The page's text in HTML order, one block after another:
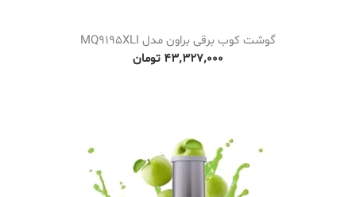
گوشت کوب برقی براون مدل MQ9195XLI
۴۳٬۳۲۷٬۰۰۰ تومان